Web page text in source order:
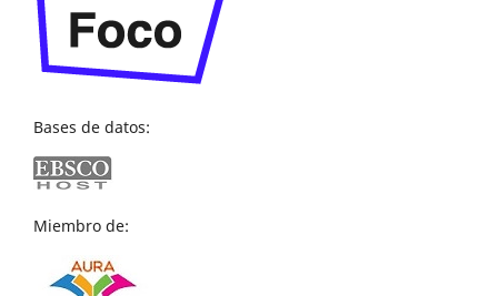
Bases de datos:
Miembro de: